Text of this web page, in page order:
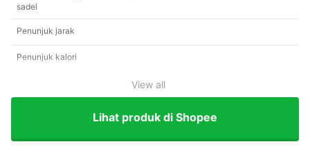
sadel
Penunjuk jarak
Penunjuk kalori
View all
Lihat produk di Shopee